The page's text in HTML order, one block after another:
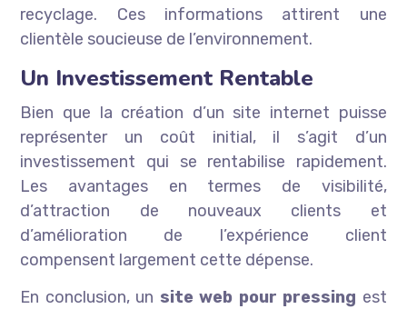
recyclage. Ces informations attirent une
clientèle soucieuse de l’environnement.
Un Investissement Rentable
Bien que la création d’un site internet puisse
représenter un coût initial, il s’agit d’un
investissement qui se rentabilise rapidement.
Les avantages en termes de visibilité,
d’attraction de nouveaux clients et
d’amélioration de l’expérience client
compensent largement cette dépense.
En conclusion, un site web pour pressing est